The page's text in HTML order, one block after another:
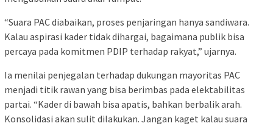
“Suara PAC diabaikan, proses penjaringan hanya sandiwara.
Kalau aspirasi kader tidak dihargai, bagaimana publik bisa
percaya pada komitmen PDIP terhadap rakyat,” ujarnya.
Ia menilai penjegalan terhadap dukungan mayoritas PAC
menjadi titik rawan yang bisa berimbas pada elektabilitas
partai. “Kader di bawah bisa apatis, bahkan berbalik arah.
Konsolidasi akan sulit dilakukan. Jangan kaget kalau suara